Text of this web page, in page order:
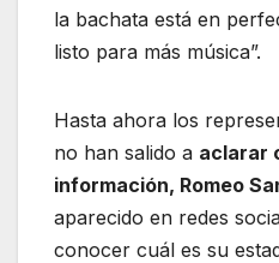
la bachata está en
listo para más música”.
Hasta ahora los
no han salido a aclarar
información, Romeo
aparecido en redes
conocer cuál es su